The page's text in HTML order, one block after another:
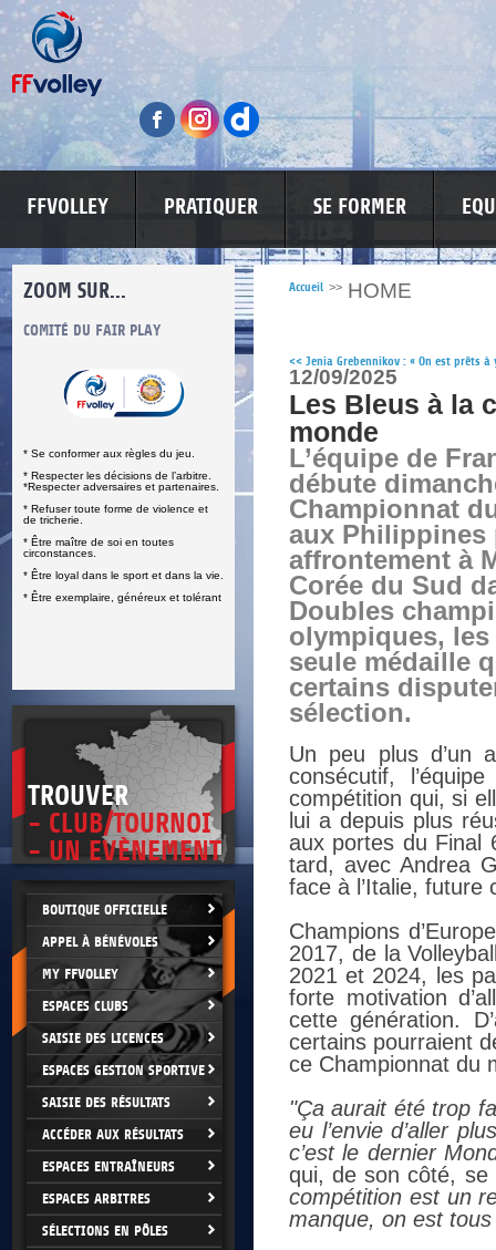
FFVOLLEY PRATIQUER SE FORMER
ZOOM SUR...
COMITÉ DU FAIR PLAY
* Se conformer aux règles du jeu.
* Respecter les décisions de l’arbitre.
*Respecter adversaires et partenaires.
* Refuser toute forme de violence et
de tricherie.
* Être maître de soi en toutes
circonstances.
* Être loyal dans le sport et dans la vie.
* Être exemplaire, généreux et tolérant
LUTTE CONTRE LES VIOLENCES
TROUVER
- CLUB/TOURNOI
- UN EVÈNEMENT
BOUTIQUE OFFICIELLE
APPEL À BÉNÉVOLES
MY FFVOLLEY
ESPACES CLUBS
SAISIE DES LICENCES
ESPACES GESTION SPORTIVE
SAISIE DES RÉSULTATS
ACCÉDER AUX RÉSULTATS
ESPACES ENTRAÎNEURS
ESPACES ARBITRES
SÉLECTIONS EN PÔLES
Accueil >> HOME
<< Jenia Grebennikov : « On est prêts à
12/09/2025
Les Bleus à la
monde
L’équipe de
débute
Championnat
aux Philippines
affrontement à
Corée du Sud
Doubles
olympiques,
seule médaille
certains
sélection.
Un peu plus d’un
consécutif,
compétition qui, si
lui a depuis plus
aux portes du Final
tard, avec Andrea
face à l’Italie, future
Champions
2017, de la
2021 et 2024, les
forte motivation
cette génération.
certains pourraient
ce Championnat du
"Ça aurait été trop
eu l’envie d’aller
c’est le dernier
qui, de son côté, se
compétition est un
manque, on est